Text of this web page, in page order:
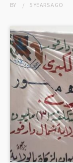
BY 5 YEARSAGO